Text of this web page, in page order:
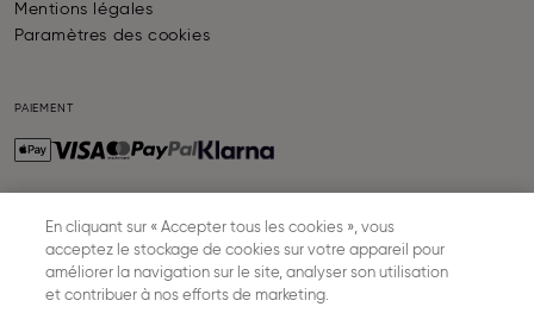
Mentions légales
Paramètres des cookies
PAIEMENT
LIVRAISONEn cliquant sur « Accepter tous les cookies », vous
acceptez le stockage de cookies sur votre appareil pour
améliorer la navigation sur le site, analyser son utilisation
et contribuer à nos efforts de marketing.